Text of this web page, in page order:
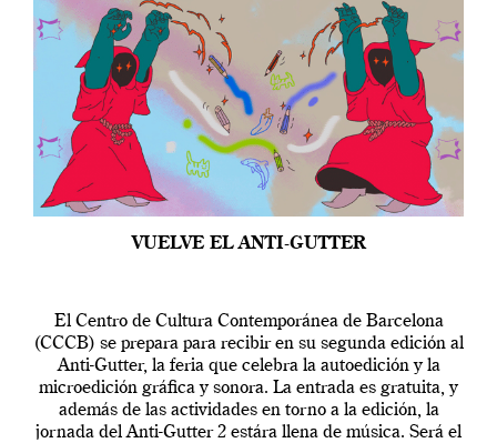
VUELVE EL ANTI-GUTTER
El Centro de Cultura Contemporánea de Barcelona
(CCCB) se prepara para recibir en su segunda edición al
Anti-Gutter, la feria que celebra la autoedición y la
microedición gráfica y sonora. La entrada es gratuita, y
además de las actividades en torno a la edición, la
jornada del Anti-Gutter 2 estára llena de música. Será el